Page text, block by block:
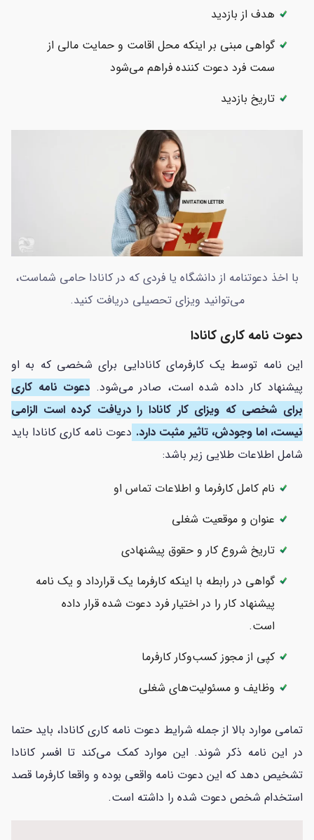
هدف از بازدید
گواهی مبنی بر اینکه محل اقامت و حمایت مالی از
سمت فرد دعوت کننده فراهم می‌شود
تاریخ بازدید
با اخذ دعوتنامه از دانشگاه یا فردی که در کانادا حامی شماست،
می‌توانید ویزای تحصیلی دریافت کنید.
دعوت نامه کاری کانادا
این نامه توسط یک کارفرمای کانادایی برای شخصی که به او
پیشنهاد کار داده شده است، صادر می‌شود. دعوت نامه کاری
برای شخصی که ویزای کار کانادا را دریافت کرده است الزامی
نیست، اما وجودش، تاثیر مثبت دارد. دعوت نامه کاری کانادا باید
شامل اطلاعات طلایی زیر باشد:
نام کامل کارفرما و اطلاعات تماس او
عنوان و موقعیت شغلی
تاریخ شروع کار و حقوق پیشنهادی
گواهی در رابطه با اینکه کارفرما یک قرارداد و یک نامه
پیشنهاد کار را در اختیار فرد دعوت شده قرار داده
است.
کپی از مجوز کسب‌وکار کارفرما
وظایف و مسئولیت‌های شغلی
تمامی موارد بالا از جمله شرایط دعوت نامه کاری کانادا، باید حتما
در این نامه ذکر شوند. این موارد کمک می‌کند تا افسر کانادا
تشخیص دهد که این دعوت نامه واقعی بوده و واقعا کارفرما قصد
استخدام شخص دعوت شده را داشته است.